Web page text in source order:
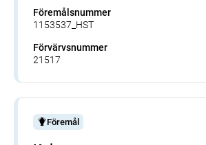
Föremålsnummer
1153537_HST
Förvärvsnummer
21517
Föremål